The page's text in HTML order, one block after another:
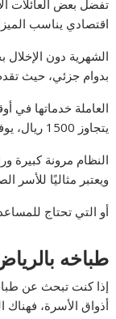
اقتصادي يناسب
الشهرية دون الإخلال
بدوام جزئي، حيث
العاملة خدماتها في
يتجاوز 1500 ريال، يوفر هذا
النظام مرونة كبيرة
ويعتبر مثاليًا للأسر
أو التي تحتاج
طباخه
إذا كنت تبحث عن
أذواق الأسرة، فهناك